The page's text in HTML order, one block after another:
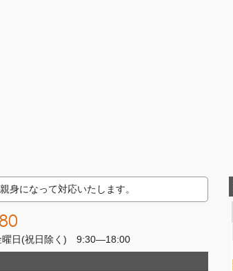
身になって対応いたします。
曜日(祝日除く) 9:30―18:00